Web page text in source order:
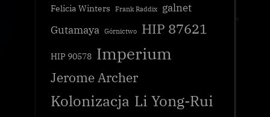
Felicia Winters Frank Raddix
galnet
Gutamaya Górnictwo HIP 87621
HIP 90578 Imperium
Jerome Archer
Kolonizacja Li Yong-Rui